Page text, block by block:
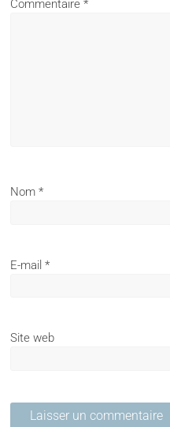
Commentaire*
Nom*
E-mail*
Site web